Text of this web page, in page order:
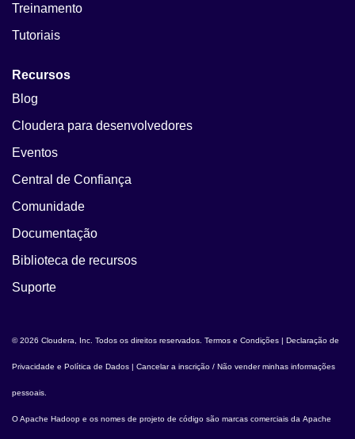
Treinamento
Tutoriais
Recursos
Blog
Cloudera para desenvolvedores
Eventos
Central de Confiança
Comunidade
Documentação
Biblioteca de recursos
Suporte
© 2026 Cloudera, Inc. Todos os direitos reservados. Termos e Condições | Declaração de
Privacidade e Política de Dados | Cancelar a inscrição / Não vender minhas informações
pessoais
OApache Hadoop e os nomes de projeto de código são marcas comerciais da Apache